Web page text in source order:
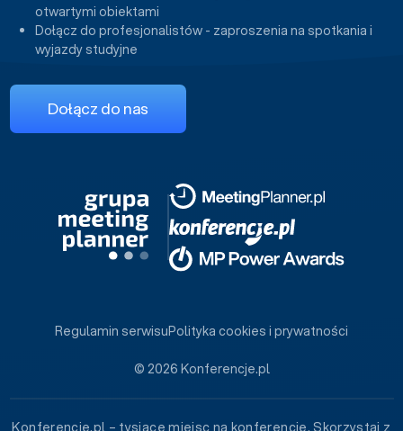
otwartymi obiektami
Dołącz do profesjonalistów - zaproszenia na spotkania i
wyjazdy studyjne
Dołącz do nas
© 2026 Konferencje.pl
Regulamin serwisuPolityka cookies i prywatności
Konferencje.pl – tysiące miejsc na konferencje. Skorzystaj z